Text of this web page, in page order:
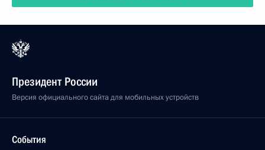
Президент России
Версия официального сайта для мобильных устройств
События